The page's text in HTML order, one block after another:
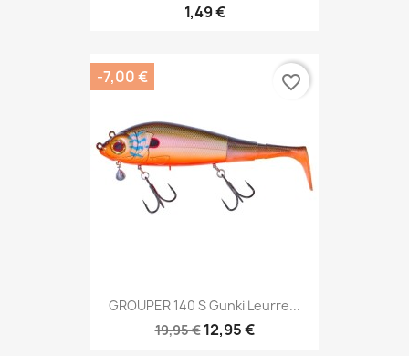
1,49 €
GROUPER 140 S Gunki Leurre...
19,95 € 12,95 €
-7,00 € favorite_border